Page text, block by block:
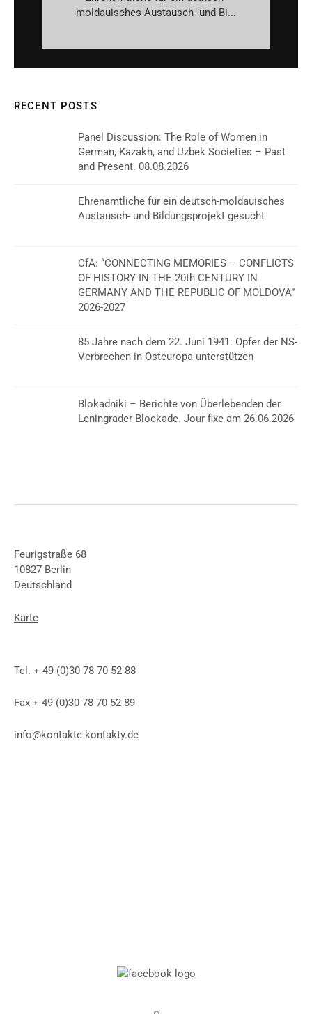
moldauisches Austausch- und Bi...
RECENT POSTS
Panel Discussion: The Role of Women in
German, Kazakh, and Uzbek Societies – Past
and Present. 08.08.2026
Ehrenamtliche für ein deutsch-moldauisches
Austausch- und Bildungsprojekt gesucht
CfA: “CONNECTING MEMORIES – CONFLICTS
OF HISTORY IN THE 20th CENTURY IN
GERMANY AND THE REPUBLIC OF MOLDOVA”
2026-2027
85 Jahre nach dem 22. Juni 1941: Opfer der NS-
Verbrechen in Osteuropa unterstützen
Blokadniki – Berichte von Überlebenden der
Leningrader Blockade. Jour fixe am 26.06.2026
Feurigstraße 68
10827 Berlin
Deutschland
Karte
Tel. + 49 (0)30 78 70 52 88
Fax + 49 (0)30 78 70 52 89
info@kontakte-kontakty.de